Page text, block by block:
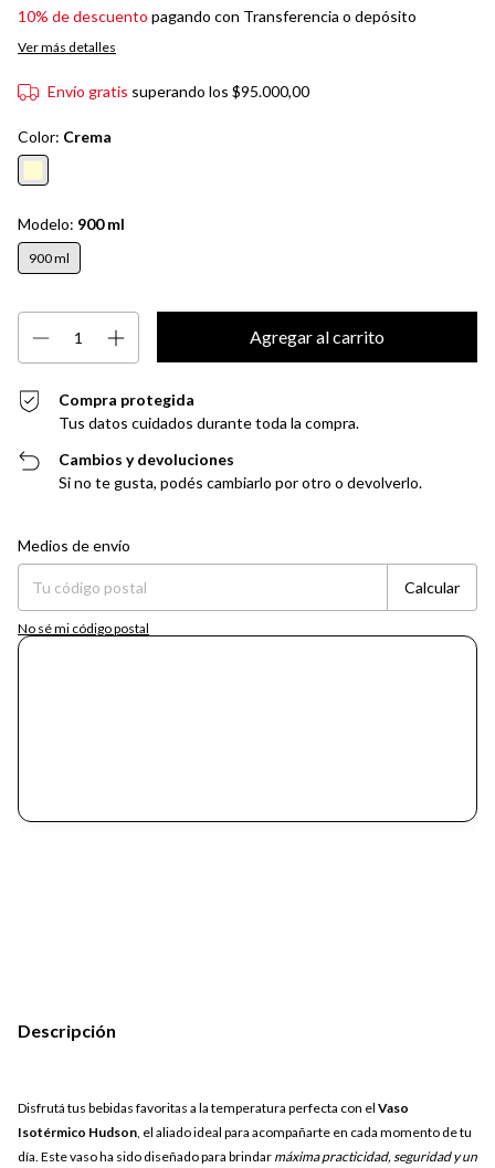
10% de descuento pagando con Transferencia o depósito
Ver más detalles
Envío gratis superando los $95.000,00
Color: Crema
Modelo: 900 ml
900 ml
Compra protegida
Tus datos cuidados durante toda la compra.
Cambios y devoluciones
Si no te gusta, podés cambiarlo por otro o devolverlo.
Entregas para el CP:
Medios de envío
Calcular
No sé mi código postal
Descripción
Disfrutá tus bebidas favoritas a la temperatura perfecta con el Vaso
Isotérmico Hudson, el aliado ideal para acompañarte en cada momento de tu
día. Este vaso ha sido diseñado para brindar máxima practicidad, seguridad y un